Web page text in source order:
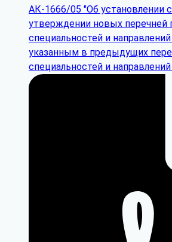
АК-1666/05 "Об установлении
утверждении новых перечней
специальностей и
указанным в предыдущих
специальностей и